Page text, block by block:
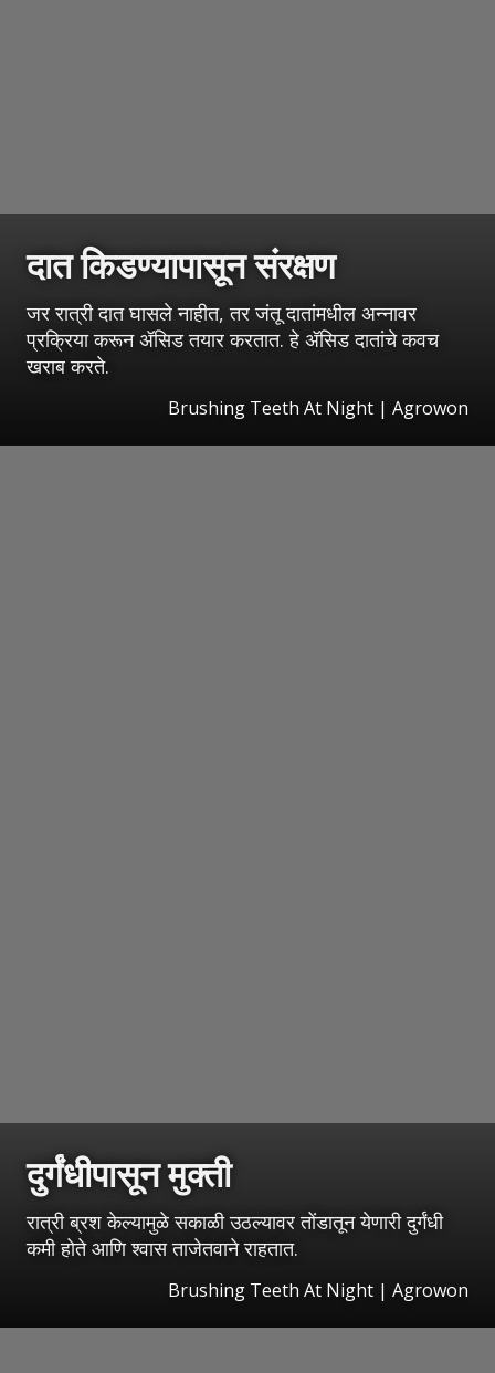
दात किडण्यापासून संरक्षण
जर रात्री दात घासले नाहीत, तर जंतू दातांमधील अन्नावर
प्रक्रिया करून ॲसिड तयार करतात. हे ॲसिड दातांचे कवच
खराब करते.
Brushing Teeth At Night | Agrowon
दुर्गंधीपासून मुक्ती
रात्री ब्रश केल्यामुळे सकाळी उठल्यावर तोंडातून येणारी दुर्गंधी
कमी होते आणि श्वास ताजेतवाने राहतात.
Brushing Teeth At Night | Agrowon